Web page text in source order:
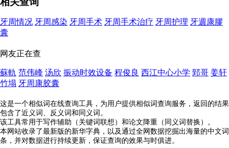
牙周情况 牙周感染 牙周手术 牙周手术治疗 牙周护理 牙週康膠
囊
网友正在查
蘇軌 范伟峰 汤欣 振动时效设备 程俊良 西江中心小学 郅哥 姜轩
竹塌 牙周康胶囊
这是一个相似词在线查询工具，为用户提供相似词查询服务，返回的结果
包含了近义词、反义词和同义词。
该工具常用于写作辅助（关键词联想）和论文降重（同义词替换）。
本网站收录了最新版的新华字典，以及通过全网数据挖掘出海量的中文词
条，并对数据进行持续更新，保证查询的效果与时俱进。